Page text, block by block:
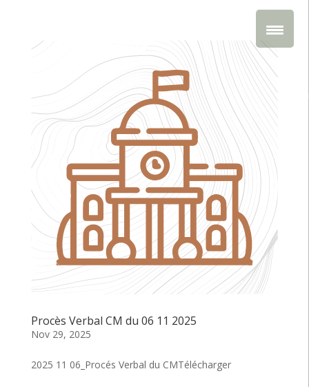
Procès Verbal CM du 06 11 2025
Nov 29, 2025
2025 11 06_Procés Verbal du CMTélécharger